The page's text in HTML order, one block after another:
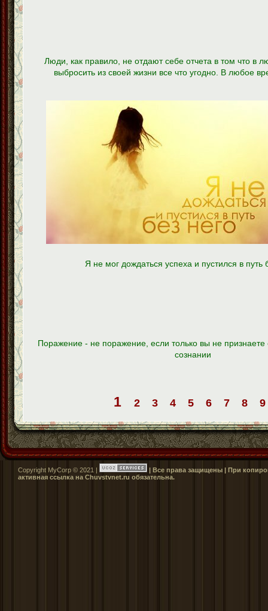
Люди, как правило, не отдают себе отчета в том что в
выбросить из своей жизни все что угодно. В любое
Я не мог дождаться успеха и пустился в путь
Поражение - не поражение, если только вы не признаете
сознании
1 2 3 4 5 6 7 8 9
Copyright MyCorp © 2021 |
| Все права защищены | При
активная ссылка на Сhuvstvnet.ru обязательна.